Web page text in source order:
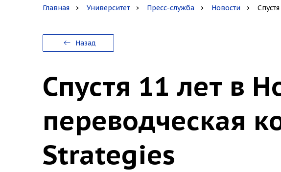
Главная Университет Пресс-служба Новости
Назад
Спустя 11 лет в
переводческая
Strategies